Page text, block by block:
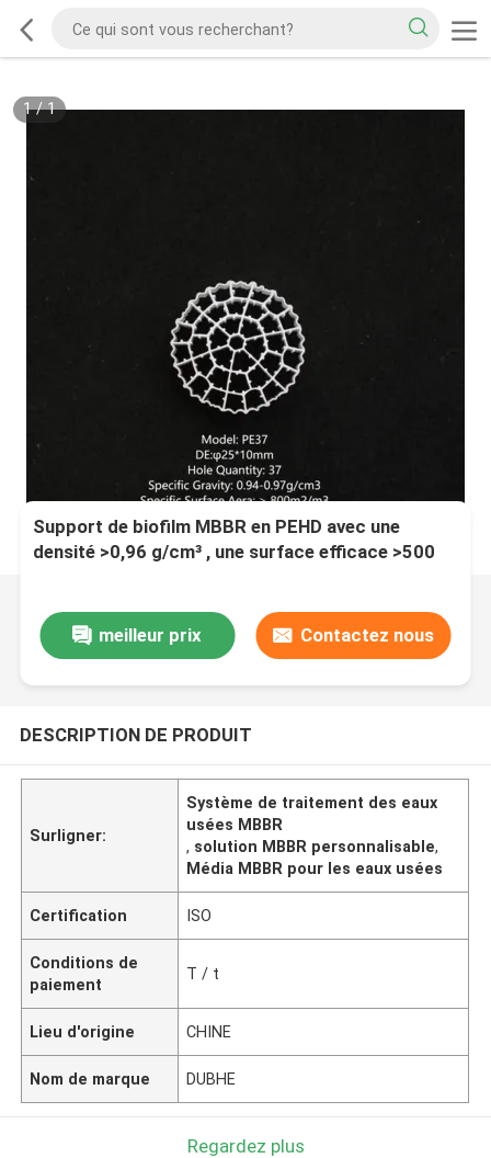
1/1
Support de biofilm MBBR en PEHD avec une
densité >0,96 g/cm³ , une surface efficace >500
meilleur prix
Contactez nous
DESCRIPTION DE PRODUIT
Surligner:
Système de traitement des eaux
usées MBBR
, solution MBBR personnalisable,
Média MBBR pour les eaux usées
Certification ISO
Conditions de
paiement
T / t
Lieu d'origine CHINE
Nom de marque DUBHE
Regardez plus